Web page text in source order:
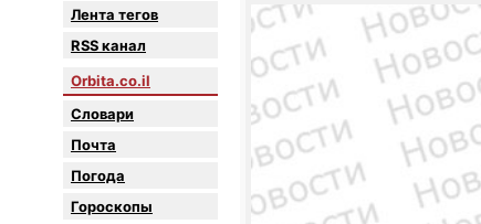
Лента тегов
RSS канал
Orbita.co.il
Словари
Почта
Погода
Гороскопы